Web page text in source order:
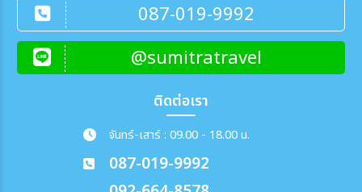
087-019-9992
@sumitratravel
ติดต่อเรา
จันทร์-เสาร์ : 09.00 - 18.00 น.
087-019-9992